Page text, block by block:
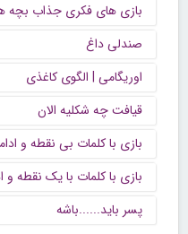
بازی های فکری جذاب بچه
صندلی داغ
اوریگامی | الگوی کاغذی
قیافت چه شکلیه الان
بازی با کلمات بی نقطه و
بازی با کلمات با یک نقطه
پسر باید......باشه